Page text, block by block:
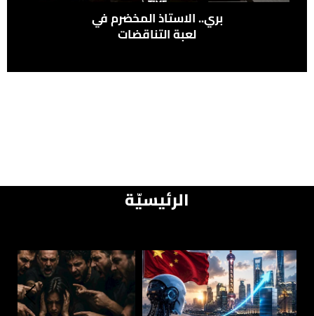
بري.. الاستاذ المخضرم في
لعبة التناقضات
الرئيسيّة